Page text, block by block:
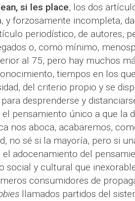
si les place, los dos
y forzosamente incompleta,
periodístico, de autores,
o, como mínimo,
al 75, pero hay muchos
tiempos en los
del criterio propio y se
desprenderse y
pensamiento único a que la
nos aboca, acabaremos,
no sé si la mayoría, pero si
adocenamiento del
social y cultural que
consumidores de
llamados partidos del